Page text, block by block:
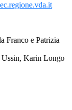
Franco e Patrizia
Karin Longo